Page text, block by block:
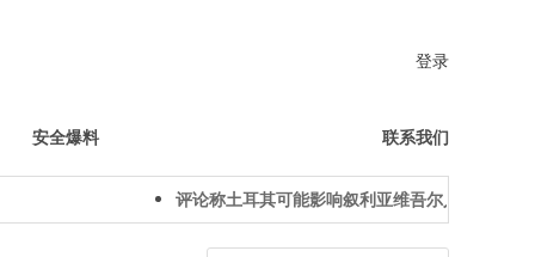
登录
安全爆料 联系我们
评论称土耳其可能影响叙利亚维吾尔人下一代身份认